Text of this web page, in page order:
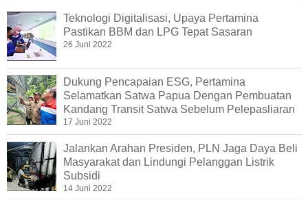
Teknologi Digitalisasi, Upaya Pertamina
Pastikan BBM dan LPG Tepat Sasaran
26 Juni 2022
Dukung Pencapaian ESG, Pertamina
Selamatkan Satwa Papua Dengan Pembuatan
Kandang Transit Satwa Sebelum Pelepasliaran
17 Juni 2022
Jalankan Arahan Presiden, PLN Jaga Daya Beli
Masyarakat dan Lindungi Pelanggan Listrik
Subsidi
14 Juni 2022